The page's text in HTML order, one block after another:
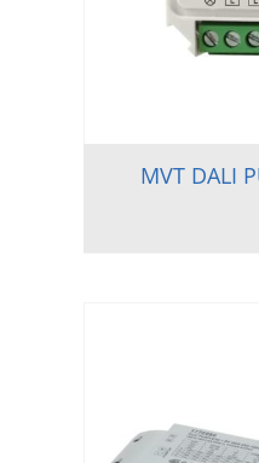
MVT DALI